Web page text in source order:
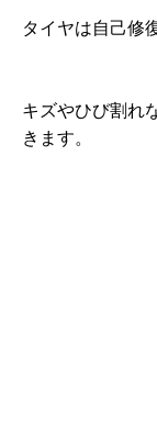
タイヤは自己修
キズやひび割れ
きます。